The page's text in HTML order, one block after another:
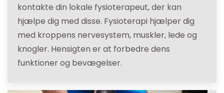
kontakte din lokale fysioterapeut, der kan
hjælpe dig med disse. Fysioterapi hjælper dig
med kroppens nervesystem, muskler, lede og
knogler. Hensigten er at forbedre dens
funktioner og bevægelser.